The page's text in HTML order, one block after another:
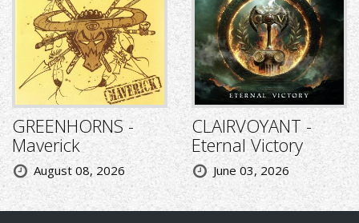
GREENHORNS -
Maverick
August 08, 2026
CLAIRVOYANT -
Eternal Victory
June 03, 2026